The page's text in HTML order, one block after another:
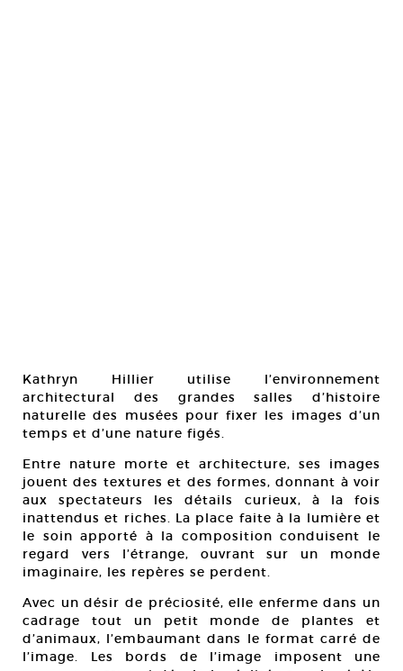
Kathryn Hillier utilise l’environnement
architectural des grandes salles d’histoire
naturelle des musées pour fixer les images d’un
temps et d’une nature figés.
Entre nature morte et architecture, ses images
jouent des textures et des formes, donnant à voir
aux spectateurs les détails curieux, à la fois
inattendus et riches. La place faite à la lumière et
le soin apporté à la composition conduisent le
regard vers l’étrange, ouvrant sur un monde
imaginaire, les repères se perdent.
Avec un désir de préciosité, elle enferme dans un
cadrage tout un petit monde de plantes et
d’animaux, l’embaumant dans le format carré de
l’image. Les bords de l’image imposent une